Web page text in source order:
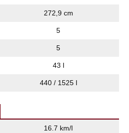
272,9 cm
5
5
43 l
440 / 1525 l
16.7 km/l